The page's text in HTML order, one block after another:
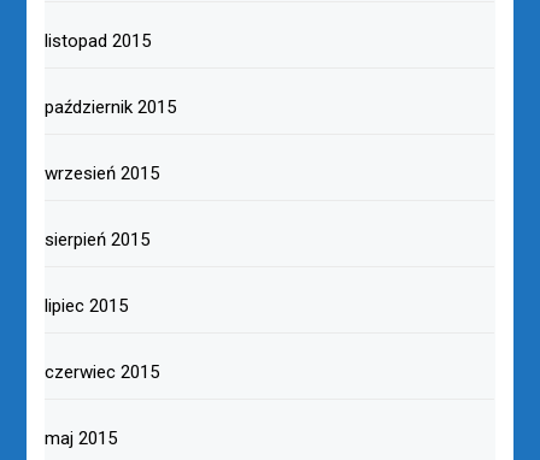
listopad 2015
październik 2015
wrzesień 2015
sierpień 2015
lipiec 2015
czerwiec 2015
maj 2015